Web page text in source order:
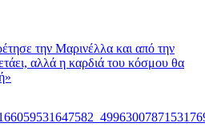
την Μαρινέλλα και από την
αλλά η καρδιά του κόσμου θα